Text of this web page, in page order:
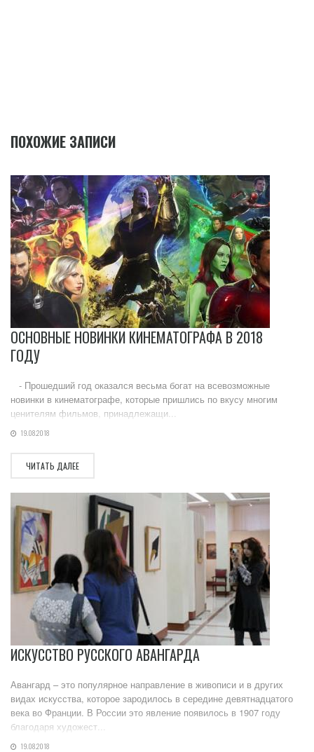
ПОХОЖИЕ ЗАПИСИ
ОСНОВНЫЕ НОВИНКИ КИНЕМАТОГРАФА В 2018
ГОДУ
- Прошедший год оказался весьма богат на всевозможные
новинки в кинематографе, которые пришлись по вкусу многим
ценителям фильмов, принадлежащи...
19.08.2018
ЧИТАТЬ ДАЛЕЕ
ИСКУССТВО РУССКОГО АВАНГАРДА
Авангард – это популярное направление в живописи и в других
видах искусства, которое зародилось в середине девятнадцатого
века во Франции. В России это явление появилось в 1907 году
благодаря художест...
19.08.2018